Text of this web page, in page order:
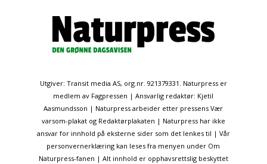
Utgiver: Transit media AS, org.nr. 921379331. Naturpress er
medlem av Fagpressen | Ansvarlig redaktør: Kjetil
Aasmundsson | Naturpress arbeider etter pressens Vær
varsom-plakat og Redaktørplakaten | Naturpress har ikke
ansvar for innhold på eksterne sider som det lenkes til | Vår
personvernerklæring kan leses fra menyen under Om
Naturpress-fanen | Alt innhold er opphavsrettslig beskyttet